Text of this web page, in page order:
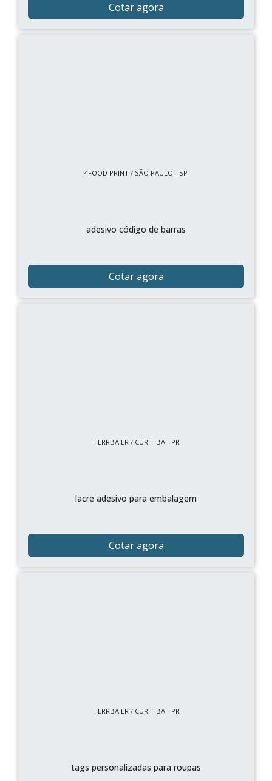
Cotar agora
4FOOD PRINT / SÃO PAULO - SP
adesivo código de barras
Cotar agora
HERRBAIER / CURITIBA - PR
lacre adesivo para embalagem
Cotar agora
HERRBAIER / CURITIBA - PR
tags personalizadas para roupas